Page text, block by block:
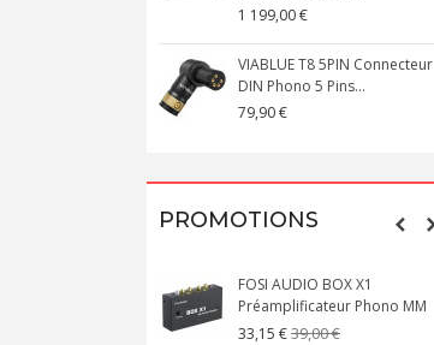
1 199,00 €
VIABLUE T8 5PIN Connecteur
DIN Phono 5 Pins...
79,90 €
PROMOTIONS
FOSI AUDIO BOX X1
Préamplificateur Phono MM
33,15 €39,00 €